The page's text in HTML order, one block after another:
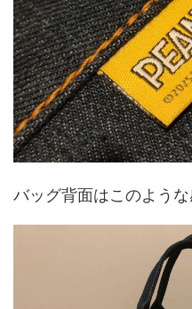
バッグ背面はこのような